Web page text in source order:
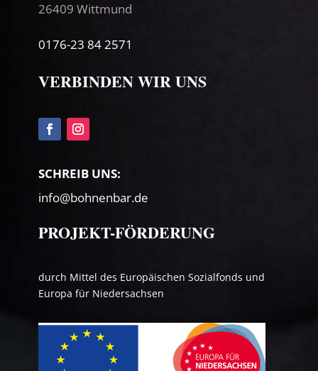
26409 Wittmund
0176-23 84 2571
VERBINDEN WIR UNS
SCHREIB UNS:
info@bohnenbar.de
PROJEKT-FÖRDERUNG
durch Mittel des Europäischen Sozialfonds und
Europa für Niedersachsen